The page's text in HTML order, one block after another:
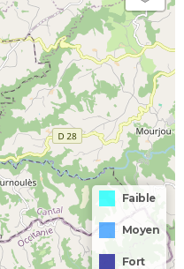
Faible
Moyen
Fort